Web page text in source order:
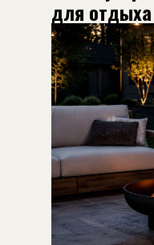
для отдыха